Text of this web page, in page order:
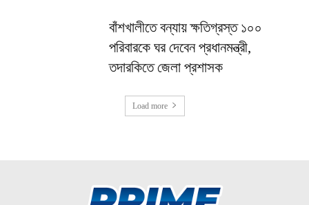
বাঁশখালীতে বন্যায় ক্ষতিগ্রস্ত ১০০
পরিবারকে ঘর দেবেন প্রধানমন্ত্রী,
তদারকিতে জেলা প্রশাসক
Load more